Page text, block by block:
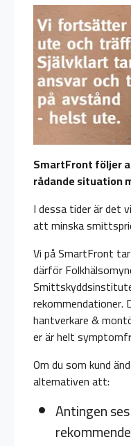
SmartFront följer
rådande situation
I dessa tider är det
att minska
Vi på SmartFront
därför
hantverkare &
er är helt
Om du som kund
alternativen att:
Antingen